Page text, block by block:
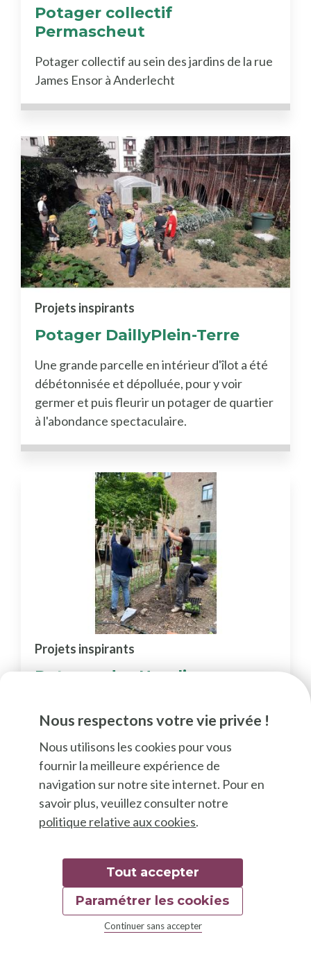
Nous respectons votre vie privée !
Nous utilisons les cookies pour vous
fournir la meilleure expérience de
navigation sur notre site internet. Pour en
savoir plus, veuillez consulter notre
politique relative aux cookies.
Tout accepter
Continuer sans accepter
Paramétrer les cookies
Potager collectif
Permascheut
Potager collectif au sein des jardins de la rue
James Ensor à Anderlecht
Potager DaillyPlein-Terre
Projets inspirants
Une grande parcelle en intérieur d'îlot a été
débétonnisée et dépolluée, pour y voir
germer et puis fleurir un potager de quartier
à l'abondance spectaculaire.
Potager des Ursulines
Projets inspirants
Projets inspirants